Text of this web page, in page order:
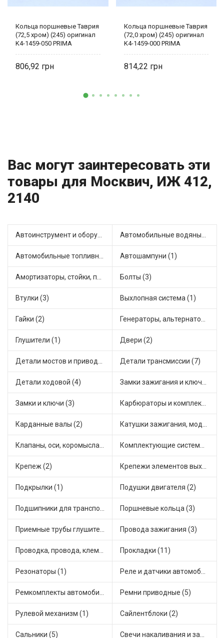
Кольца поршневые Таврия
(72,5 хром) (245) оригинал
K4-1459-050 PRIMA
806,92
Кольца поршневые Таврия
(72,0 хром) (245) оригинал
K4-1459-000 PRIMA
814,22
Вас могут заинтересовать эти
товары для Москвич, ИЖ 412,
2140
Автоинструмент и оборудование (1) Автомобильные водяные насосы (2)
Автомобильные топливные насосы (3) Автошампуни (1)
Амортизаторы, стойки, подушки стоек (7) Болты (3)
Втулки (3) Выхлопная система (1)
Гайки (2) Генераторы, альтернаторы и комплектующие (1)
Глушители (1) Двери (2)
Детали мостов и привода трансмиссии (6) Детали трансмиссии (7)
Детали ходовой (4) Замки зажигания и ключи (1)
Замки и ключи (3) Карбюраторы и комплектующие (1)
Карданные валы (2) Катушки зажигания, модули зажигания (4)
Клапаны, оси, коромысла (2) Комплектующие системы выпуска отработавших газов (1)
Крепеж (2) Крепежи элементов выхлопной системы (1)
Подкрылки (1) Подушки двигателя (2)
Подшипники для транспорта (5) Поршневые кольца (3)
Приемные трубы глушителя (1) Провода зажигания (3)
Проводка, провода, клеммы и разъемы (4) Прокладки (11)
Резонаторы (1) Реле и датчики автомобильные (11)
Ремкомплекты автомобильные (17) Ремни приводные (5)
Рулевой механизм (1) Сайлентблоки (2)
Сальники (5) Свечи накаливания и зажигания (1)